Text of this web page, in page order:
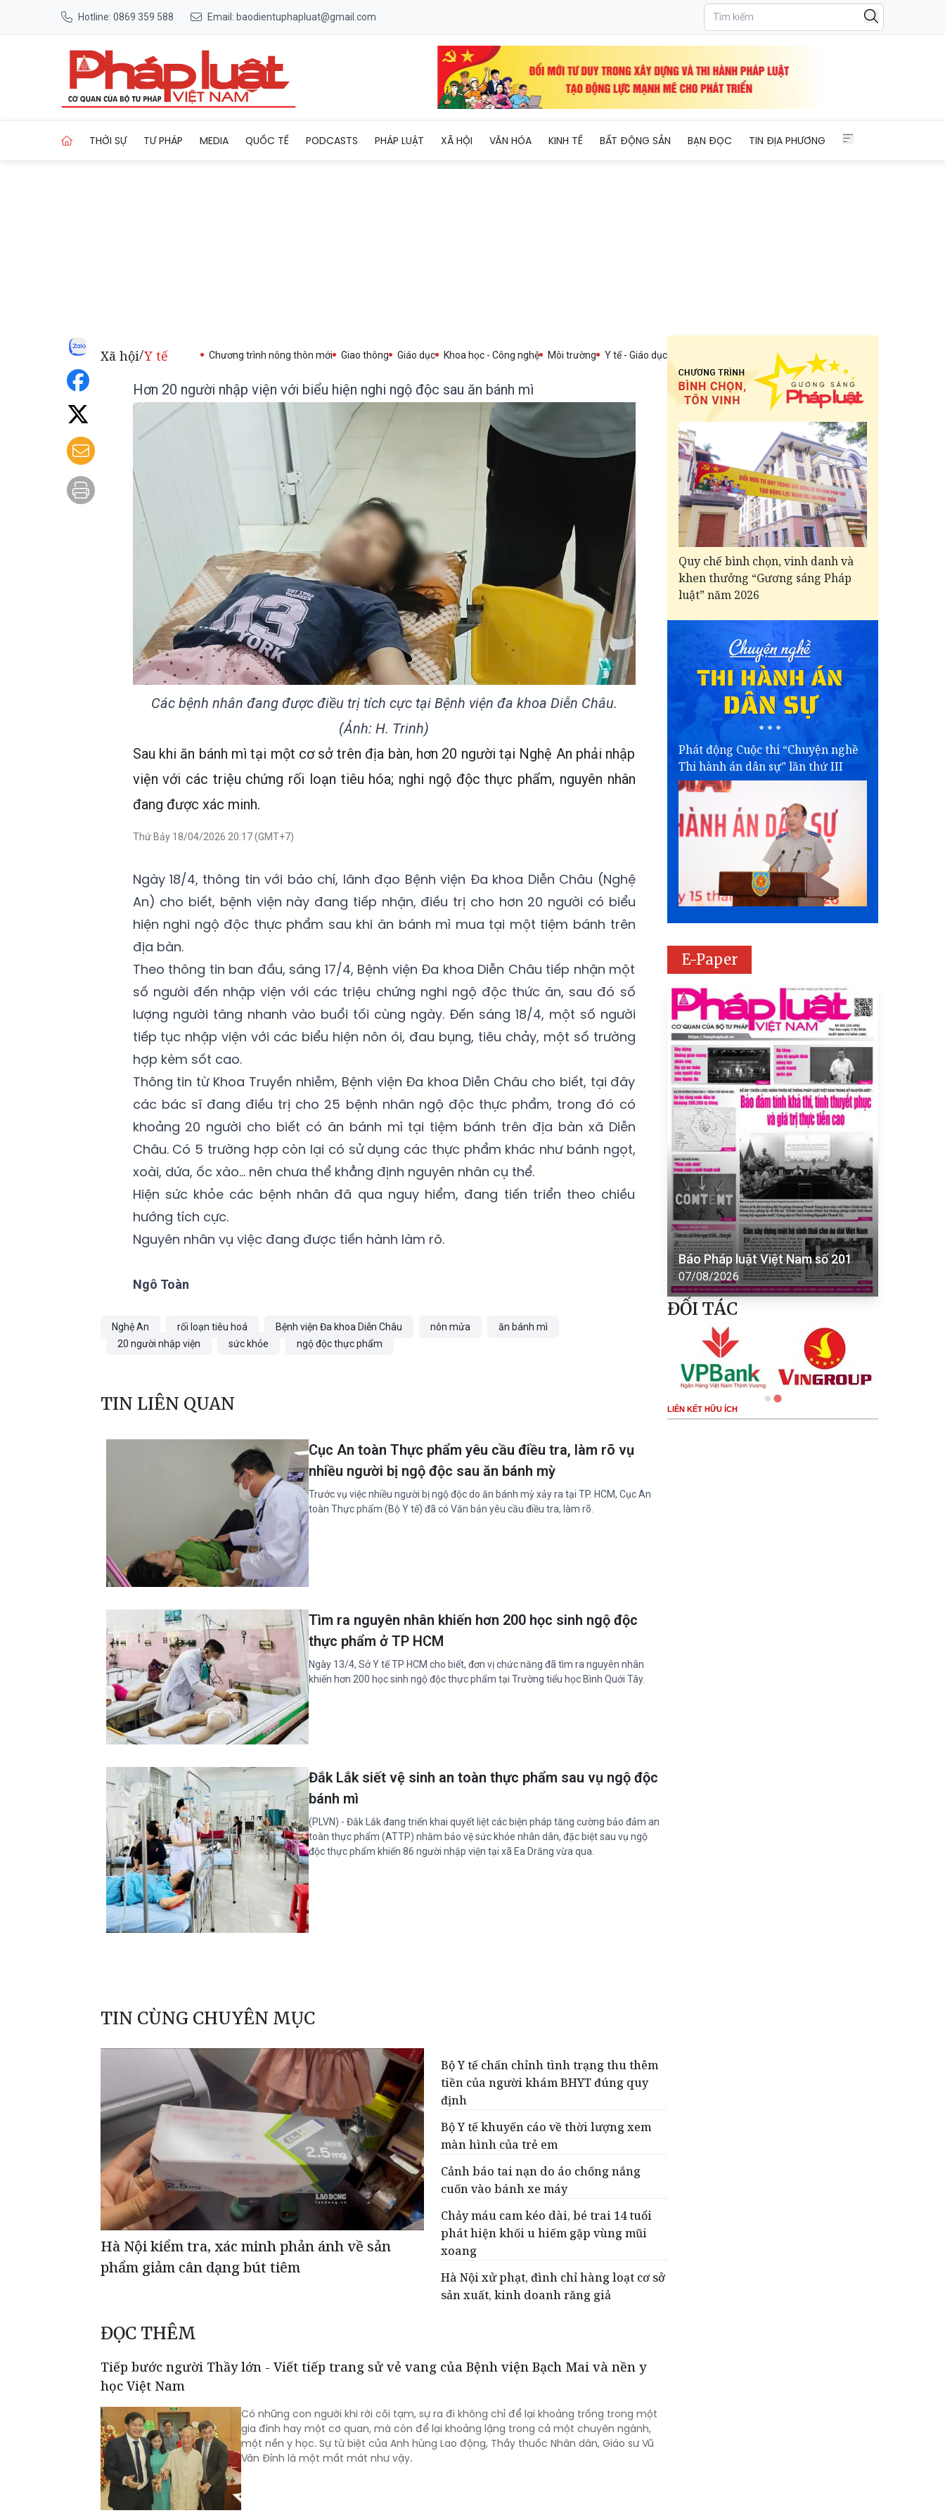
Hotline: 0869 359 588 Email: baodientuphapluat@gmail.com
THỜI SỰ TƯ PHÁP MEDIA QUỐC TẾ PODCASTS PHÁP LUẬT XÃ HỘI VĂN HÓA KINH TẾ BẤT ĐỘNG SẢN BẠN ĐỌC TIN ĐỊA PHƯƠNG
Xã hội/Y tế Chương trình nông thôn mới Giao thông Giáo dục Khoa học - Công nghệ Môi trường Y tế - Giáo dục
Hơn 20 người nhập viện với biểu hiện nghi ngộ độc sau ăn bánh mì
Các bệnh nhân đang được điều trị tích cực tại Bệnh viện đa khoa Diễn Châu.
(Ảnh: H. Trinh)
Sau khi ăn bánh mì tại một cơ sở trên địa bàn, hơn 20 người tại Nghệ An phải nhập
viện với các triệu chứng rối loạn tiêu hóa; nghi ngộ độc thực phẩm, nguyên nhân
đang được xác minh.
Thứ Bảy 18/04/2026 20:17 (GMT+7)
Ngày 18/4, thông tin với báo chí, lãnh đạo Bệnh viện Đa khoa Diễn Châu (Nghệ
An) cho biết, bệnh viện này đang tiếp nhận, điều trị cho hơn 20 người có biểu
hiện nghi ngộ độc thực phẩm sau khi ăn bánh mì mua tại một tiệm bánh trên
địa bàn.
Theo thông tin ban đầu, sáng 17/4, Bệnh viện Đa khoa Diễn Châu tiếp nhận một
số người đến nhập viện với các triệu chứng nghi ngộ độc thức ăn, sau đó số
lượng người tăng nhanh vào buổi tối cùng ngày. Đến sáng 18/4, một số người
tiếp tục nhập viện với các biểu hiện nôn ói, đau bụng, tiêu chảy, một số trường
hợp kèm sốt cao.
Thông tin từ Khoa Truyền nhiễm, Bệnh viện Đa khoa Diễn Châu cho biết, tại đây
các bác sĩ đang điều trị cho 25 bệnh nhân ngộ độc thực phẩm, trong đó có
khoảng 20 người cho biết có ăn bánh mì tại tiệm bánh trên địa bàn xã Diễn
Châu. Có 5 trường hợp còn lại có sử dụng các thực phẩm khác như bánh ngọt,
xoài, dứa, ốc xào… nên chưa thể khẳng định nguyên nhân cụ thể.
Hiện sức khỏe các bệnh nhân đã qua nguy hiểm, đang tiến triển theo chiều
hướng tích cực.
Nguyên nhân vụ việc đang được tiến hành làm rõ.
Ngô Toàn
Nghệ An rối loạn tiêu hoá Bệnh viện Đa khoa Diễn Châu nôn mửa
ăn bánh mì
20 người nhập viện
sức khỏe ngộ độc thực phẩm
TIN LIÊN QUAN
Cục An toàn Thực phẩm yêu cầu điều tra, làm rõ vụ
nhiều người bị ngộ độc sau ăn bánh mỳ
Trước vụ việc nhiều người bị ngộ độc do ăn bánh mỳ xảy ra tại TP. HCM, Cục An
toàn Thực phẩm (Bộ Y tế) đã có Văn bản yêu cầu điều tra, làm rõ.
Tìm ra nguyên nhân khiến hơn 200 học sinh ngộ độc
thực phẩm ở TP HCM
Ngày 13/4, Sở Y tế TP HCM cho biết, đơn vị chức năng đã tìm ra nguyên nhân
khiến hơn 200 học sinh ngộ độc thực phẩm tại Trường tiểu học Bình Quới Tây.
Đắk Lắk siết vệ sinh an toàn thực phẩm sau vụ ngộ độc
bánh mì
(PLVN) - Đắk Lắk đang triển khai quyết liệt các biện pháp tăng cường bảo đảm an
toàn thực phẩm (ATTP) nhằm bảo vệ sức khỏe nhân dân, đặc biệt sau vụ ngộ
độc thực phẩm khiến 86 người nhập viện tại xã Ea Drăng vừa qua.
TIN CÙNG CHUYÊN MỤC
Hà Nội kiểm tra, xác minh phản ánh về sản
phẩm giảm cân dạng bút tiêm
Bộ Y tế chấn chỉnh tình trạng thu thêm
tiền của người khám BHYT đúng quy
định
Bộ Y tế khuyến cáo về thời lượng xem
màn hình của trẻ em
Cảnh báo tai nạn do áo chống nắng
cuốn vào bánh xe máy
Chảy máu cam kéo dài, bé trai 14 tuổi
phát hiện khối u hiếm gặp vùng mũi
xoang
Hà Nội xử phạt, đình chỉ hàng loạt cơ sở
sản xuất, kinh doanh răng giả
ĐỌC THÊM
Tiếp bước người Thầy lớn - Viết tiếp trang sử vẻ vang của Bệnh viện Bạch Mai và nền y
học Việt Nam
Có những con người khi rời cõi tạm, sự ra đi không chỉ để lại khoảng trống trong một
gia đình hay một cơ quan, mà còn để lại khoảng lặng trong cả một chuyên ngành,
một nền y học. Sự từ biệt của Anh hùng Lao động, Thầy thuốc Nhân dân, Giáo sư Vũ
Văn Đính là một mất mát như vậy.
Quy chế bình chọn, vinh danh và
khen thưởng “Gương sáng Pháp
luật” năm 2026
Phát động Cuộc thi “Chuyện nghề
Thi hành án dân sự” lần thứ III
E-Paper
Báo Pháp luật Việt Nam số 201
07/08/2026
ĐỐI TÁC
LIÊN KẾT HỮU ÍCH